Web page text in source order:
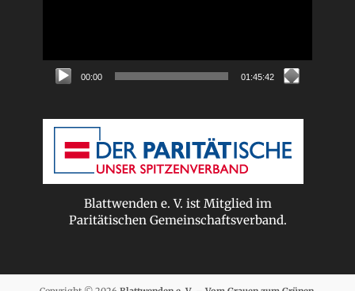
00:00 01:45:42
Blattwenden e. V. ist Mitglied im
Paritätischen Gemeinschaftsverband.